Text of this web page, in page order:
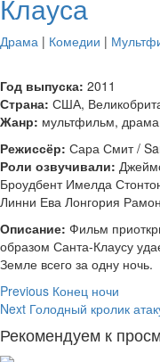
Клауса
Драма | Комедии |
Год выпуска: 2011
Страна: США,
Жанр: мультфильм,
Режиссёр: Сара Смит /
Роли озвучивали:
Броудбент Имелда
Линни Ева Лонгория
Описание: Фильм
образом Санта-Клаусу
Земле всего за одну ночь.
Continue
Reading
Previous Конец ночи
Next Голодный кролик
Рекомендуем к